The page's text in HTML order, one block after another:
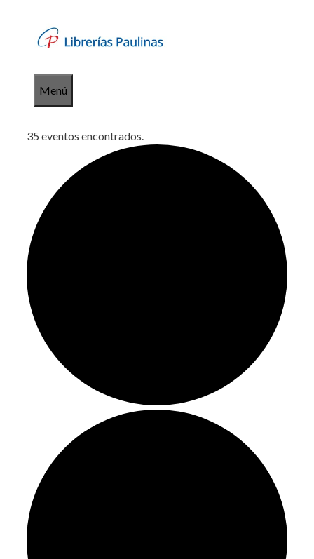
contenido
Menú
35 eventos encontrados.